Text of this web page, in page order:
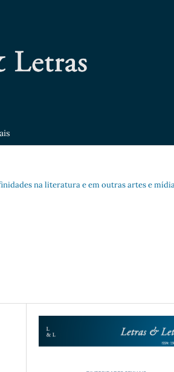
na literatura e em outras artes e